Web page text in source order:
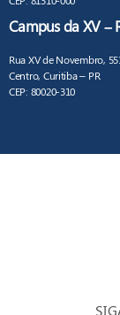
Campus da XV –
Rua XV de Novembro,
Centro, Curitiba – PR
CEP: 80020-310